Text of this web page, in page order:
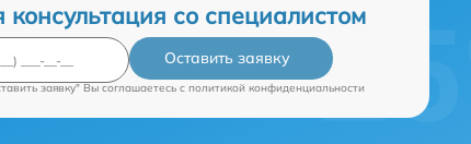
консультация со специалистом
Оставить заявку
заявку" Вы соглашаетесь c политикой конфиденциальности